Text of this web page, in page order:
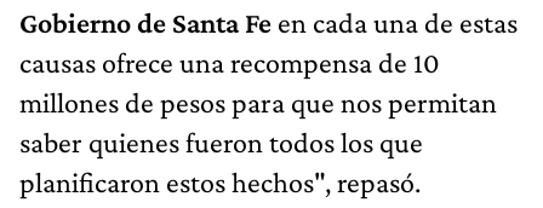
Gobierno de Santa Fe en cada una de estas
causas ofrece una recompensa de 10
millones de pesos para que nos permitan
saber quienes fueron todos los que
planificaron estos hechos", repasó.